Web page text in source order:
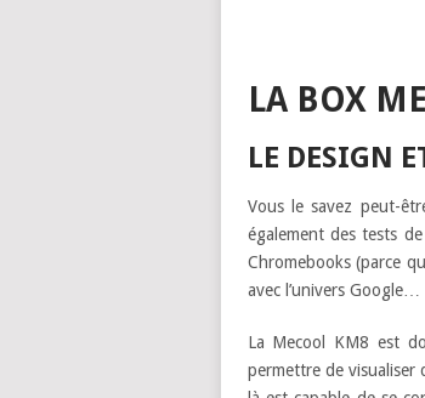
LA BOX
LE DESIGN
Vous le savez peut-
également des tests
Chromebooks (parce
avec l’univers Google…
La Mecool KM8 est
permettre de visualiser